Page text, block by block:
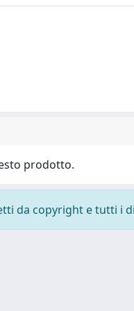
prodotto.
da copyright e tutti i